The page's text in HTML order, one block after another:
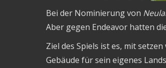
Bei der Nominierung von
Aber gegen Endeavor hatten
Ziel des Spiels ist es, mit
Gebäude für sein eigenes